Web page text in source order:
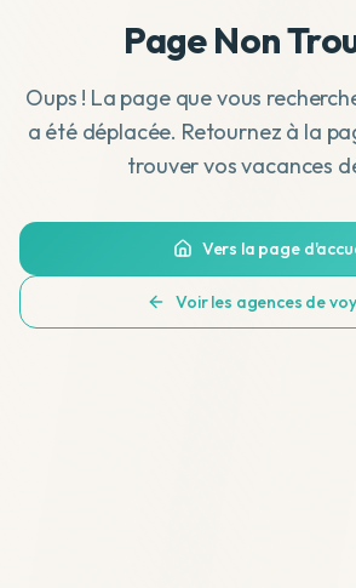
Page Non
Oups ! La page que vous
a été déplacée. Retournez à la
trouver vos vacances
Vers la page
Voir les agences de